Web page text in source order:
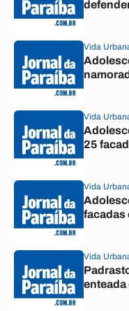
Vida
Vida
25
Vida
facadas
Vida
enteada